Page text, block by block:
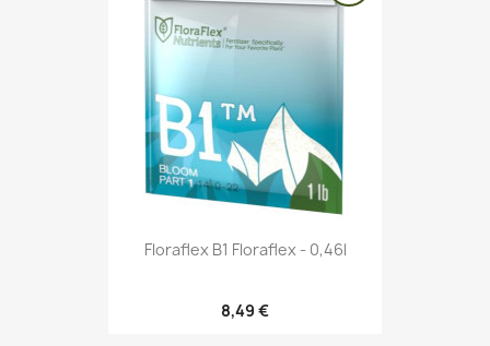
Floraflex B1 Floraflex - 0,46l
8,49 €